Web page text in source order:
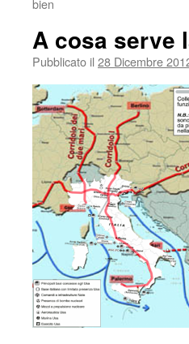
bien
A cosa serve
Pubblicato il 28 Dicembre